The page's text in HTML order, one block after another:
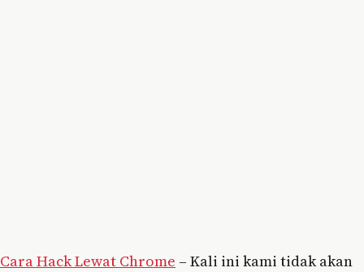
Cara Hack Lewat Chrome – Kali ini kami tidak akan